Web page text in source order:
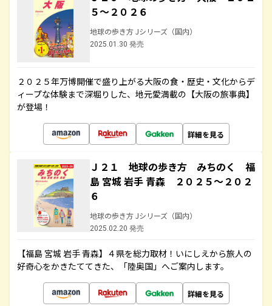
５～２０２６
地球の歩き方 Jシリーズ（国内）
2025.01.30 発売
２０２５年万博開催で盛り上がる大阪の食・歴史・文化からデ
ィープな体験まで深堀りした、地元愛満載の【大阪の旅事典】
が登場！
詳細を見る
Ｊ２１ 地球の歩き方 みちのく 福
島 宮城 岩手 青森 ２０２５～２０２
６
地球の歩き方 Jシリーズ（国内）
2025.02.20 発売
【福島 宮城 岩手 青森】４県を総力取材！いにしえから旅人の
好奇心をかきたててきた、「陸奥国」へご案内します。
詳細を見る